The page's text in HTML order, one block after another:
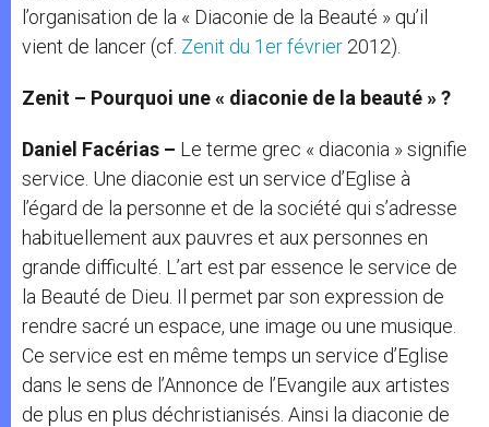
l’organisation de la « Diaconie de la Beauté » qu’il
vient de lancer (cf. Zenit du 1er février 2012).
Zenit – Pourquoi une « diaconie de la beauté » ?
Daniel Facérias – Le terme grec « diaconia » signifie
service. Une diaconie est un service d’Eglise à
l’égard de la personne et de la société qui s’adresse
habituellement aux pauvres et aux personnes en
grande difficulté. L’art est par essence le service de
la Beauté de Dieu. Il permet par son expression de
rendre sacré un espace, une image ou une musique.
Ce service est en même temps un service d’Eglise
dans le sens de l’Annonce de l’Evangile aux artistes
de plus en plus déchristianisés. Ainsi la diaconie de